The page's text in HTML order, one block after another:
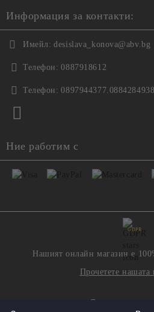
Информация за контакти:
Имейл: desislava_konova@abv.bg
Телефон: 0887918612
Телефон:
Ние работим с
GDPR
Нашият онлайн магазин е
Прочетете нашата